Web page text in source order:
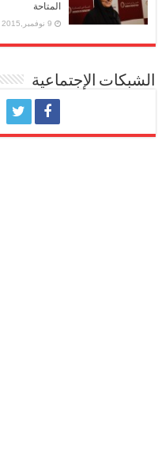
المتاحة
9 نوفمبر,2015
الشبكات الإجتماعية